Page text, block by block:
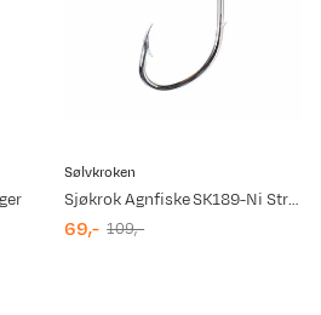
Sølvkroken
Sjøkrok Agnfiske SK189-Ni Str 3/0 20stk Nickel Nickel
discounted
69,-
original109,-